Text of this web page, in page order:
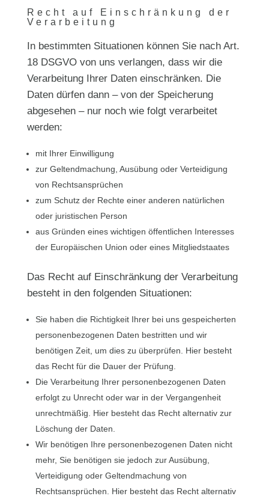
Recht auf Einschränkung der
Verarbeitung
In bestimmten Situationen können Sie nach Art.
18 DSGVO von uns verlangen, dass wir die
Verarbeitung Ihrer Daten einschränken. Die
Daten dürfen dann – von der Speicherung
abgesehen – nur noch wie folgt verarbeitet
werden:
mit Ihrer Einwilligung
zur Geltendmachung, Ausübung oder Verteidigung
von Rechtsansprüchen
zum Schutz der Rechte einer anderen natürlichen
oder juristischen Person
aus Gründen eines wichtigen öffentlichen Interesses
der Europäischen Union oder eines Mitgliedstaates
Das Recht auf Einschränkung der Verarbeitung
besteht in den folgenden Situationen:
Sie haben die Richtigkeit Ihrer bei uns gespeicherten
personenbezogenen Daten bestritten und wir
benötigen Zeit, um dies zu überprüfen. Hier besteht
das Recht für die Dauer der Prüfung.
Die Verarbeitung Ihrer personenbezogenen Daten
erfolgt zu Unrecht oder war in der Vergangenheit
unrechtmäßig. Hier besteht das Recht alternativ zur
Löschung der Daten.
Wir benötigen Ihre personenbezogenen Daten nicht
mehr, Sie benötigen sie jedoch zur Ausübung,
Verteidigung oder Geltendmachung von
Rechtsansprüchen. Hier besteht das Recht alternativ